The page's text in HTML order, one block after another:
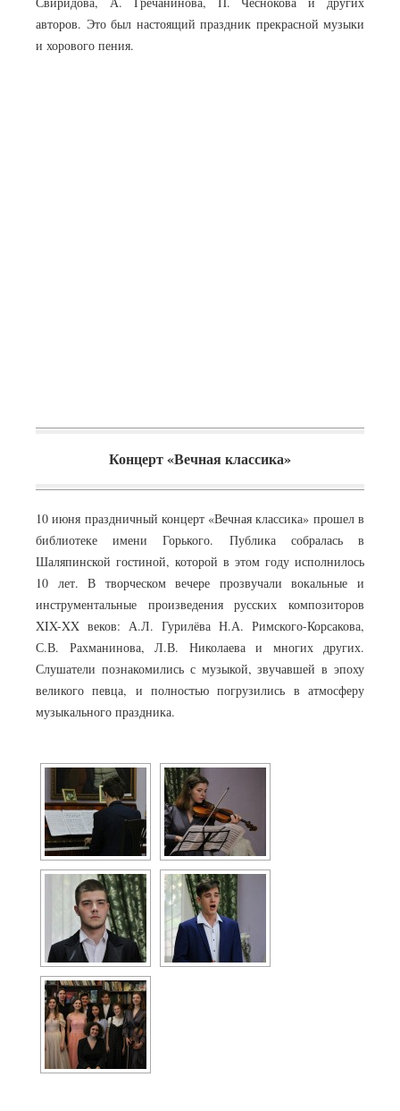
авторов. Это был настоящий праздник прекрасной музыки
и хорового пения.
Концерт «Вечная классика»
10 июня праздничный концерт «Вечная классика» прошел в
библиотеке имени Горького. Публика собралась в
Шаляпинской гостиной, которой в этом году исполнилось
10 лет. В творческом вечере прозвучали вокальные и
инструментальные произведения русских композиторов
XIX-XX веков: А.Л. Гурилёва Н.А. Римского-Корсакова,
С.В. Рахманинова, Л.В. Николаева и многих других.
Слушатели познакомились с музыкой, звучавшей в эпоху
великого певца, и полностью погрузились в атмосферу
музыкального праздника.